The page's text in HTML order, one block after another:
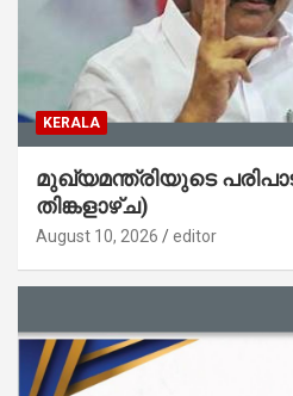
KERALA
മുഖ്യമന്ത്രിയുടെ
തിങ്കളാഴ്ച)
August 10, 2026 editor